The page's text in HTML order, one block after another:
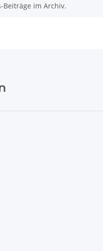
Beiträge im Archiv.